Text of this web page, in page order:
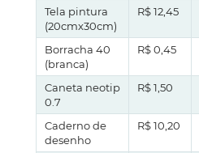
Tela pintura
(20cmx30cm)
R$ 12,45
Borracha 40
(branca)
R$ 0,45
Caneta neotip
0.7
R$ 1,50
Caderno de
desenho
R$ 10,20